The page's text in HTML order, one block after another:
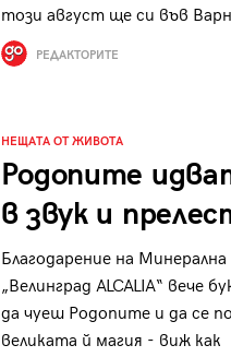
този август ще си във
РЕДАКТОРИТЕ
НЕЩАТА ОТ ЖИВОТА
Родопите
в звук и
Благодарение на Минерална
„Велинград ALCALIA“ вече
да чуеш Родопите и да се
великата й магия - виж как